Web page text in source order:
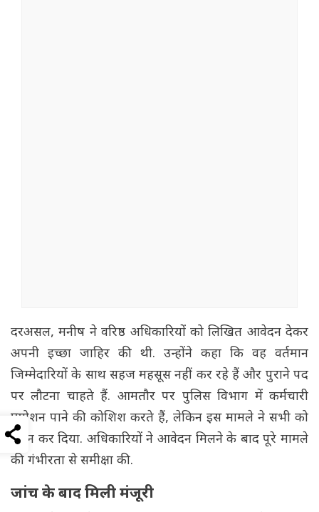
दरअसल, मनीष ने वरिष्ठ अधिकारियों को लिखित आवेदन देकर
अपनी इच्छा जाहिर की थी. उन्होंने कहा कि वह वर्तमान
जिम्मेदारियों के साथ सहज महसूस नहीं कर रहे हैं और पुराने पद
पर लौटना चाहते हैं. आमतौर पर पुलिस विभाग में कर्मचारी
प्रमोशन पाने की कोशिश करते हैं, लेकिन इस मामले ने सभी को
हैरान कर दिया. अधिकारियों ने आवेदन मिलने के बाद पूरे मामले
की गंभीरता से समीक्षा की.
जांच के बाद मिली मंजूरी